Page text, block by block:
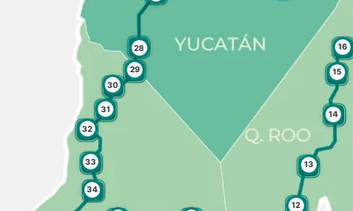
12
13
14
15
16
28
29
30
31
32
33
34